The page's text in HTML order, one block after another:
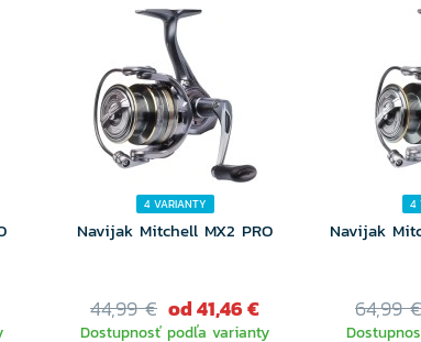
4 VARIANTY
Navijak Mitchell MX2 PRO
44,99 € od 41,46 €
Dostupnosť podľa varianty
4
Navijak
64,99 €